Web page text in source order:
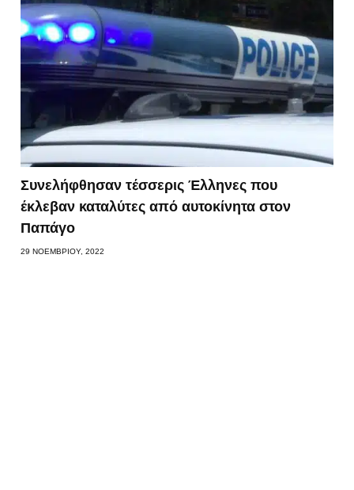
Συνελήφθησαν τέσσερις Έλληνες που
έκλεβαν καταλύτες από αυτοκίνητα στον
Παπάγο
29 ΝΟΕΜΒΡΊΟΥ, 2022